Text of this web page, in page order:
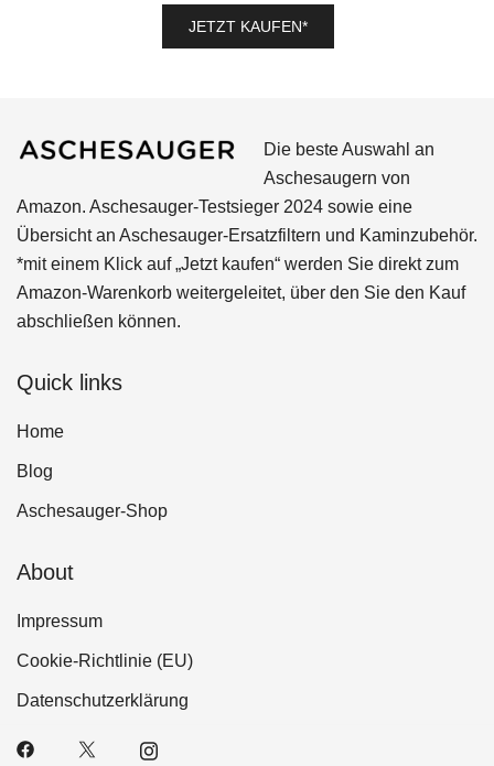
JETZT KAUFEN*
Die beste Auswahl an
Aschesaugern von
Amazon. Aschesauger-Testsieger 2024 sowie eine
Übersicht an Aschesauger-Ersatzfiltern und Kaminzubehör.
*mit einem Klick auf „Jetzt kaufen“ werden Sie direkt zum
Amazon-Warenkorb weitergeleitet, über den Sie den Kauf
abschließen können.
Quick links
Home
Blog
Aschesauger-Shop
About
Impressum
Cookie-Richtlinie (EU)
Datenschutzerklärung